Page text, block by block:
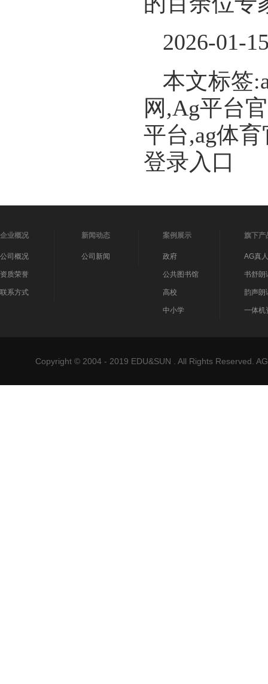
2026-01-
本文标签
网,Ag平台
平台,ag体
登录入口
企业概况
公司概况
资质荣誉
联系方式
新闻动态
公司新闻
案例展示
政府
公共图书馆
高校
中小学
旗下产
AG真
书舒朗
韵声朗
一体机
Copyright © 2004 - 2019 EDU&SUN . All Rights Reserved.